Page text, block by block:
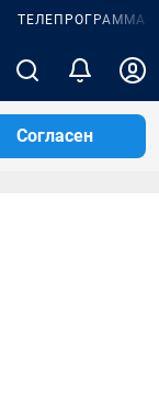
ТЕЛЕПРОГРАММА
Согласен